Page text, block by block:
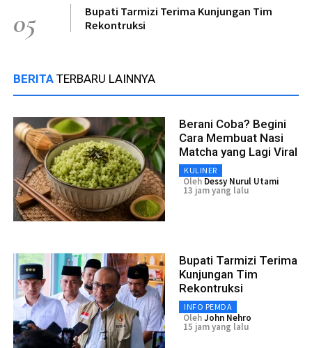
05
Bupati Tarmizi Terima Kunjungan Tim
Rekontruksi
BERITA TERBARU LAINNYA
Berani Coba? Begini
Cara Membuat Nasi
Matcha yang Lagi Viral
KULINER
Oleh Dessy Nurul Utami
13 jam yang lalu
Bupati Tarmizi Terima
Kunjungan Tim
Rekontruksi
INFO PEMDA
OlehJohn Nehro
15 jam yang lalu